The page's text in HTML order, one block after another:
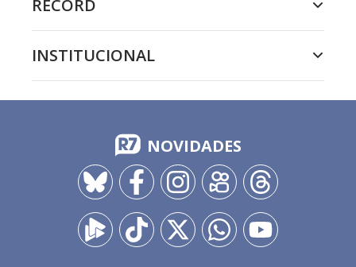
RECORD
INSTITUCIONAL
NOVIDADES